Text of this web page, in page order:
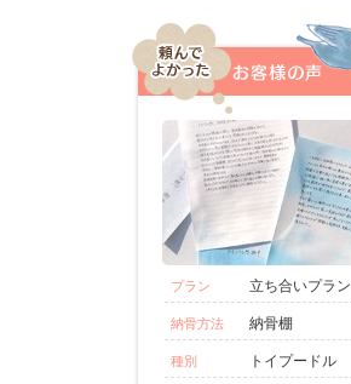
プラン 立ち合いプラン
納骨方法 納骨棚
種別 トイプードル